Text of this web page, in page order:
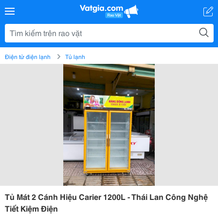
Điện tử điện lạnh Tủ lạnh
Tủ Mát 2 Cánh Hiệu Carier 1200L - Thái Lan Công Nghệ
Tiết Kiệm Điện